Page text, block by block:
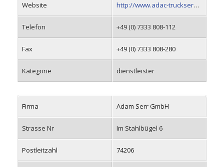
Website http://www.adac-truckservice.de
Telefon +49 (0) 7333 808-112
Fax +49 (0) 7333 808-280
Kategorie dienstleister
Firma Adam Serr GmbH
Strasse Nr Im Stahlbügel 6
Postleitzahl 74206